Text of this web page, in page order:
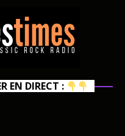
EN DIRECT :